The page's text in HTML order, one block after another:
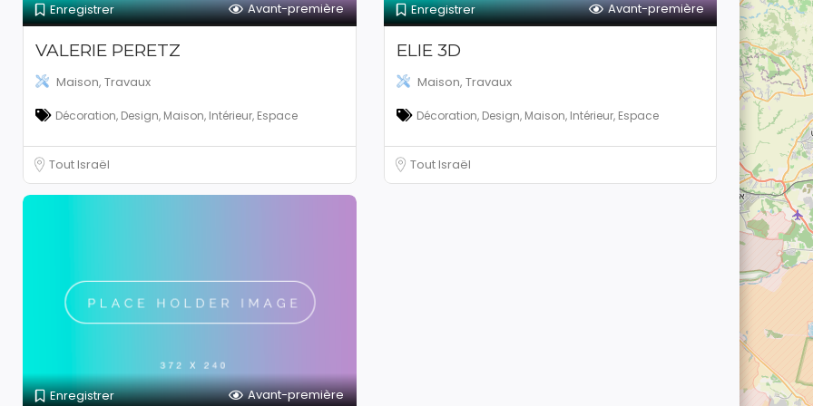
Enregistrer Avant-première
VALERIE PERETZ
Maison, Travaux
Décoration, Design, Maison, Intérieur, Espace
Tout Israël
Enregistrer Avant-première
ELIE 3D
Maison, Travaux
Décoration, Design, Maison, Intérieur, Espace
Tout Israël
Enregistrer Avant-première